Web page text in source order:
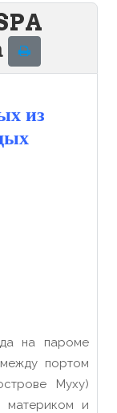
из
на пароме
портом
Муху)
материком и